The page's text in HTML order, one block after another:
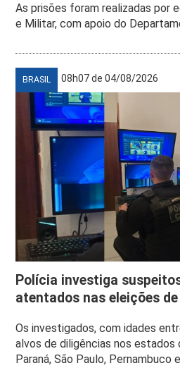
As prisões foram realizadas por
e Militar, com apoio do
BRASIL 08h07 de 04/08/2026
Polícia investiga
atentados nas eleições
Os investigados, com idades
alvos de diligências nos estados
Paraná, São Paulo, Pernambuco